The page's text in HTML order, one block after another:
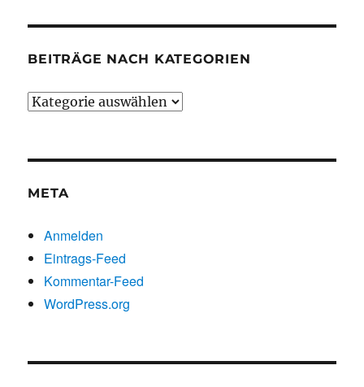
BEITRÄGE NACH KATEGORIEN
Beiträge
META
Anmelden
Eintrags-Feed
Kommentar-Feed
WordPress.org